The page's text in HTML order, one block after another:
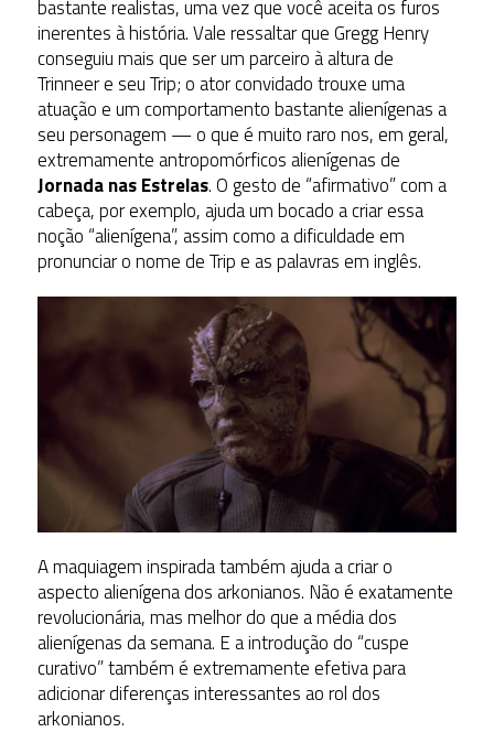
bastante realistas, uma vez que você aceita os furos
inerentes à história. Vale ressaltar que Gregg Henry
conseguiu mais que ser um parceiro à altura de
Trinneer e seu Trip; o ator convidado trouxe uma
atuação e um comportamento bastante alienígenas a
seu personagem — o que é muito raro nos, em geral,
extremamente antropomórficos alienígenas de
Jornada nas Estrelas. O gesto de “afirmativo” com a
cabeça, por exemplo, ajuda um bocado a criar essa
noção “alienígena”, assim como a dificuldade em
pronunciar o nome de Trip e as palavras em inglês.
A maquiagem inspirada também ajuda a criar o
aspecto alienígena dos arkonianos. Não é exatamente
revolucionária, mas melhor do que a média dos
alienígenas da semana. E a introdução do “cuspe
curativo” também é extremamente efetiva para
adicionar diferenças interessantes ao rol dos
arkonianos.